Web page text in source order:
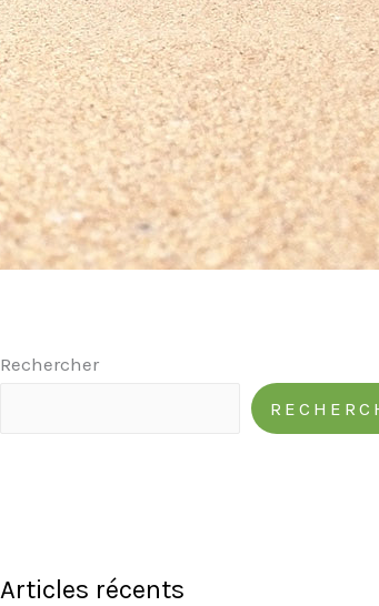
Rechercher
Articles récents